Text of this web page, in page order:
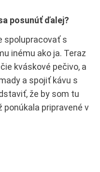
posunúť ďalej?
spolupracovať s
inému ako ja. Teraz
kváskové pečivo, a
a spojiť kávu s
že by som tu
ponúkala pripravené v